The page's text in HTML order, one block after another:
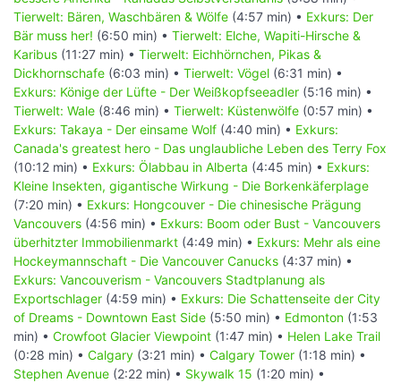
Tierwelt: Bären, Waschbären & Wölfe (4:57 min) • Exkurs: Der
Bär muss her! (6:50 min) • Tierwelt: Elche, Wapiti-Hirsche &
Karibus (11:27 min) • Tierwelt: Eichhörnchen, Pikas &
Dickhornschafe (6:03 min) • Tierwelt: Vögel (6:31 min) •
Exkurs: Könige der Lüfte - Der Weißkopfseeadler (5:16 min) •
Tierwelt: Wale (8:46 min) • Tierwelt: Küstenwölfe (0:57 min) •
Exkurs: Takaya - Der einsame Wolf (4:40 min) • Exkurs:
Canada's greatest hero - Das unglaubliche Leben des Terry Fox
(10:12 min) • Exkurs: Ölabbau in Alberta (4:45 min) • Exkurs:
Kleine Insekten, gigantische Wirkung - Die Borkenkäferplage
(7:20 min) • Exkurs: Hongcouver - Die chinesische Prägung
Vancouvers (4:56 min) • Exkurs: Boom oder Bust - Vancouvers
überhitzter Immobilienmarkt (4:49 min) • Exkurs: Mehr als eine
Hockeymannschaft - Die Vancouver Canucks (4:37 min) •
Exkurs: Vancouverism - Vancouvers Stadtplanung als
Exportschlager (4:59 min) • Exkurs: Die Schattenseite der City
of Dreams - Downtown East Side (5:50 min) • Edmonton (1:53
min) • Crowfoot Glacier Viewpoint (1:47 min) • Helen Lake Trail
(0:28 min) • Calgary (3:21 min) • Calgary Tower (1:18 min) •
Stephen Avenue (2:22 min) • Skywalk 15 (1:20 min) •